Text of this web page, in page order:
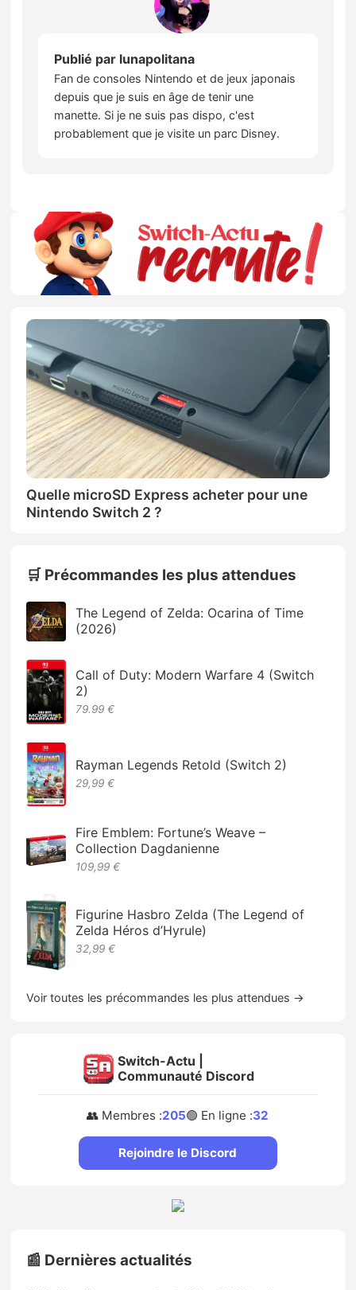
Publié par lunapolitana
Fan de consoles Nintendo et de jeux japonais
depuis que je suis en âge de tenir une
manette. Si je ne suis pas dispo, c'est
probablement que je visite un parc Disney.
Quelle microSD Express acheter pour une
Nintendo Switch 2 ?
🛒 Précommandes les plus attendues
The Legend of Zelda: Ocarina of Time
(2026)
Call of Duty: Modern Warfare 4 (Switch
2)
79.99 €
Rayman Legends Retold (Switch 2)
29,99 €
Fire Emblem: Fortune’s Weave –
Collection Dagdanienne
109,99 €
Figurine Hasbro Zelda (The Legend of
Zelda Héros d’Hyrule)
32,99 €
Voir toutes les précommandes les plus attendues →
Switch-Actu |
Communauté Discord
👥 Membres :205🟢 En ligne :32
Rejoindre le Discord
📰 Dernières actualités